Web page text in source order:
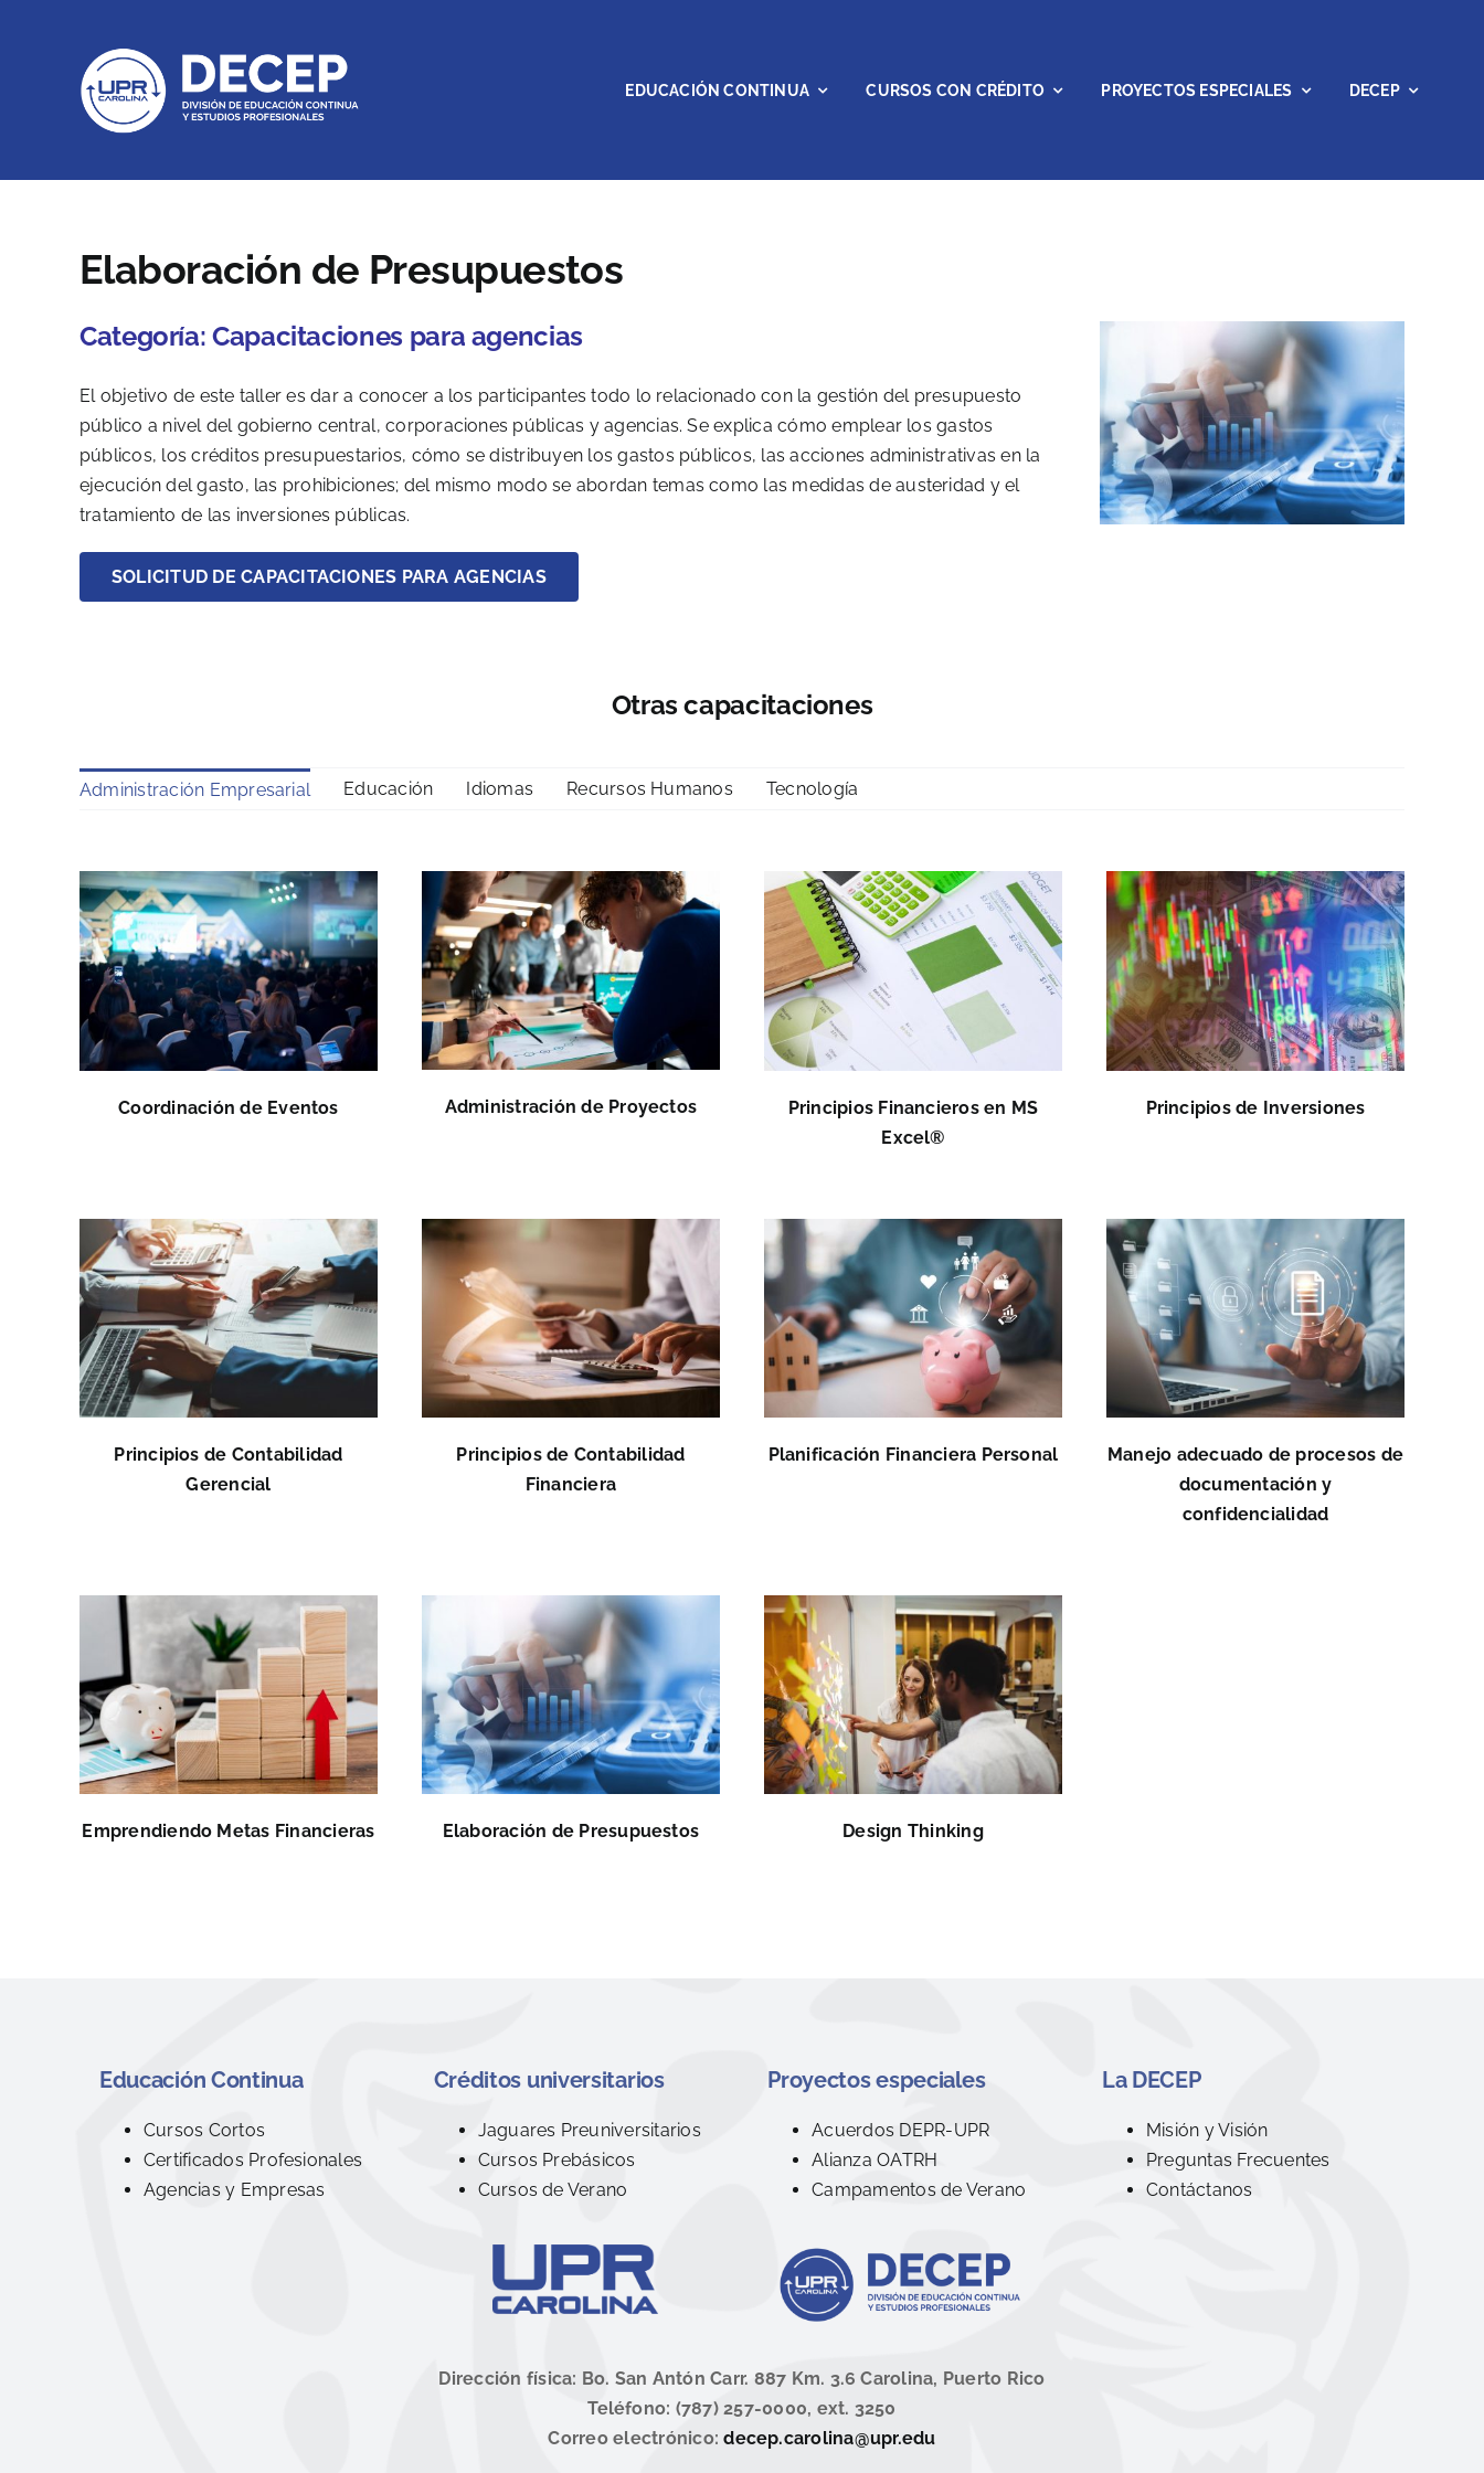
EDUCACIÓN CONTINUA CURSOS CON CRÉDITO PROYECTOS ESPECIALES DECEP
Elaboración de Presupuestos
Categoría: Capacitaciones para agencias
El objetivo de este taller es dar a conocer a los participantes todo lo relacionado con la gestión del presupuesto
público a nivel del gobierno central, corporaciones públicas y agencias. Se explica cómo emplear los gastos
públicos, los créditos presupuestarios, cómo se distribuyen los gastos públicos, las acciones administrativas en la
ejecución del gasto, las prohibiciones; del mismo modo se abordan temas como las medidas de austeridad y el
tratamiento de las inversiones públicas.
SOLICITUD DE CAPACITACIONES PARA AGENCIAS
Otras capacitaciones
Administración Empresarial Educación Idiomas Recursos Humanos Tecnología
Coordinación de Eventos Administración de Proyectos
Principios Financieros en MS
Excel®
Principios de Inversiones
Principios de Contabilidad
Gerencial
Principios de Contabilidad
Financiera
Planificación Financiera Personal
Manejo adecuado de procesos de
documentación y
confidencialidad
Emprendiendo Metas Financieras Elaboración de Presupuestos Design Thinking
Educación Continua
Cursos Cortos
Certificados Profesionales
Agencias y Empresas
Créditos universitarios
Jaguares Preuniversitarios
Cursos Prebásicos
Cursos de Verano
Proyectos especiales
Acuerdos DEPR-UPR
Alianza OATRH
Campamentos de Verano
La DECEP
Misión y Visión
Preguntas Frecuentes
Contáctanos
Dirección física: Bo. San Antón Carr. 887 Km. 3.6 Carolina, Puerto Rico
Teléfono: (787) 257-0000, ext. 3250
Correo electrónico:decep.carolina@upr.edu